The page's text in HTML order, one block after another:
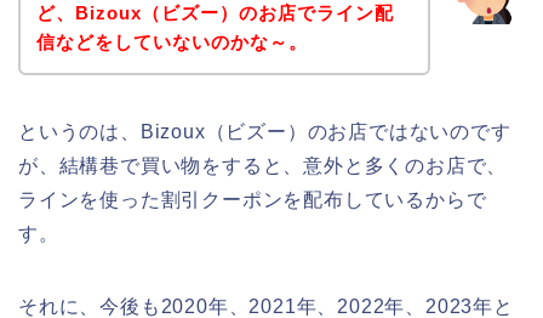
ど、Bizoux（ビズー）のお店でライン配
信などをしていないのかな～。
というのは、Bizoux（ビズー）のお店ではないのです
が、結構巷で買い物をすると、意外と多くのお店で、
ラインを使った割引クーポンを配布しているからで
す。
それに、今後も2020年、2021年、2022年、2023年と